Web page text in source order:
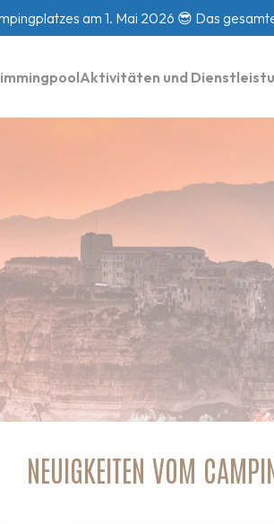
am 1. Mai 2026 😎 Das
Aktivitäten und
NEUIGKEITEN VOM